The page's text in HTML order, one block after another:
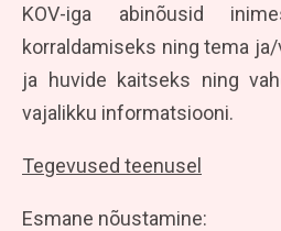
KOV-iga abinõusid
korraldamiseks ning tema
ja huvide kaitseks ning
vajalikku informatsiooni.
Tegevused teenusel
Esmane nõustamine: